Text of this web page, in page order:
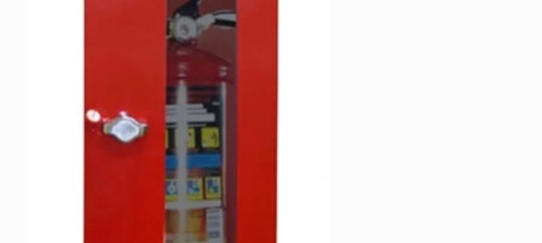
«Pohorje» Mirna
«Зелинский групп»